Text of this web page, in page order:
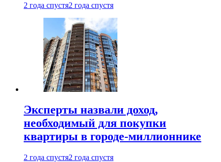
2 года спустя2 года спустя
Эксперты назвали доход,
необходимый для покупки
квартиры в городе-миллионнике
2 года спустя2 года спустя